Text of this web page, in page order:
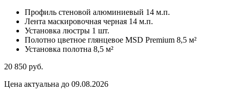
Профиль стеновой алюминиевый 14 м.п.
Лента маскировочная черная 14 м.п.
Установка люстры 1 шт.
Полотно цветное глянцевое MSD Premium 8,5 м²
Установка полотна 8,5 м²
20 850 руб.
Цена актуальна до 09.08.2026